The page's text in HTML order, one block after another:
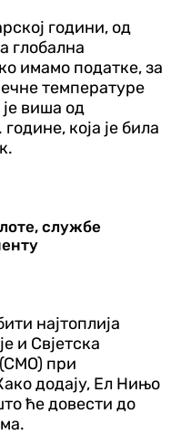
години, од
глобална
имамо податке, за
температуре
виша од
која је била
службе
најтоплија
и Свјетска
при
додају, Ел Нињо
ће довести до